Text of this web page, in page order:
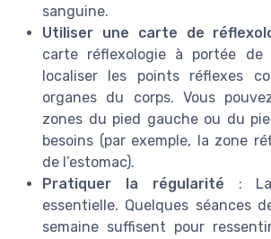
sanguine.
Utiliser une carte de
carte réflexologie à portée de
localiser les points réflexes
organes du corps. Vous
zones du pied gauche ou du
besoins (par exemple, la zone
de l’estomac).
Pratiquer la régularité : La
essentielle. Quelques séances
semaine suffisent pour